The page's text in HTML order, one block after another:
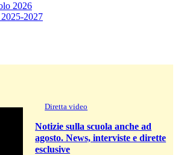
2026
2027
Diretta video
Notizie sulla scuola anche ad
agosto. News, interviste e dirette
esclusive